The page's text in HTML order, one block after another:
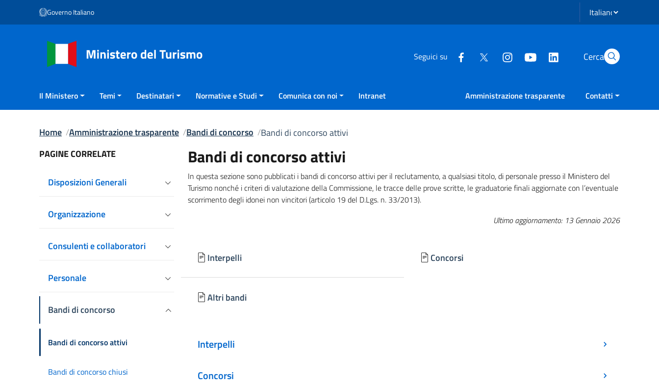
Vai ai contenuti
Vai al menu di navigazione
Governo Italiano Seleziona lingua
Seguici su Cerca
Il Ministero Temi Destinatari Normative e Studi Comunica con noi Intranet Amministrazione trasparente Contatti
Home Amministrazione trasparente Bandi di concorso
Bandi di concorso attivi
PAGINE CORRELATE
Disposizioni Generali
Organizzazione
Consulenti e collaboratori
Personale
Bandi di concorso
Bandi di concorso attivi
Bandi di concorso chiusi
Bandi di concorso attivi
In questa sezione sono pubblicati i bandi di concorso attivi per il reclutamento, a qualsiasi titolo, di personale presso il Ministero del
Turismo nonché i criteri di valutazione della Commissione, le tracce delle prove scritte, le graduatorie finali aggiornate con l’eventuale
scorrimento degli idonei non vincitori (articolo 19 del D.Lgs. n. 33/2013).
Ultimo aggiornamento: 13 Gennaio 2026
Interpelli Concorsi
Altri bandi
Interpelli
Concorsi